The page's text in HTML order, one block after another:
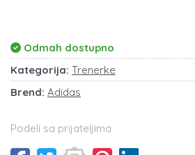
Odmah dostupno
Kategorija: Trenerke
Brend: Adidas
Podeli sa prijateljima